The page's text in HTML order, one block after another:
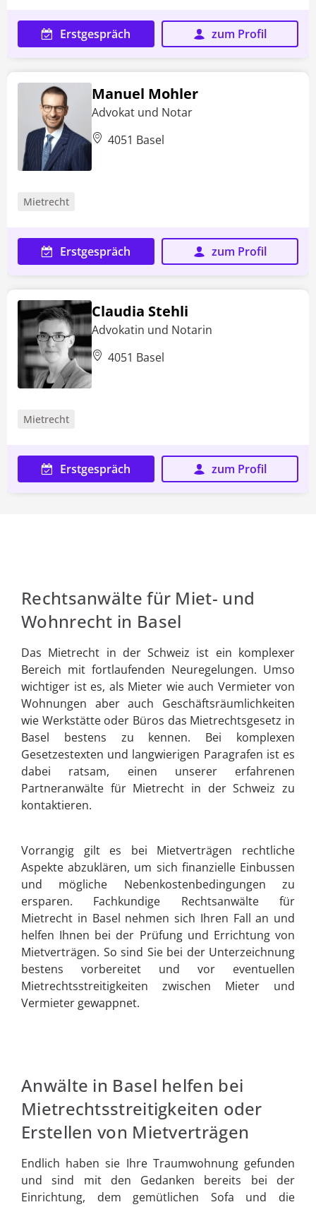
Erstgespräch zum Profil
Manuel Mohler
Advokat und Notar
4051 Basel
Mietrecht
Erstgespräch zum Profil
Claudia Stehli
Advokatin und Notarin
4051 Basel
Mietrecht
Erstgespräch zum Profil
Rechtsanwälte für Miet- und
Wohnrecht in Basel
Das Mietrecht in der Schweiz ist ein komplexer
Bereich mit fortlaufenden Neuregelungen. Umso
wichtiger ist es, als Mieter wie auch Vermieter von
Wohnungen aber auch Geschäftsräumlichkeiten
wie Werkstätte oder Büros das Mietrechtsgesetz in
Basel bestens zu kennen. Bei komplexen
Gesetzestexten und langwierigen Paragrafen ist es
dabei ratsam, einen unserer erfahrenen
Partneranwälte für Mietrecht in der Schweiz zu
kontaktieren.
Vorrangig gilt es bei Mietverträgen rechtliche
Aspekte abzuklären, um sich finanzielle Einbussen
und mögliche Nebenkostenbedingungen zu
ersparen. Fachkundige Rechtsanwälte für
Mietrecht in Basel nehmen sich Ihren Fall an und
helfen Ihnen bei der Prüfung und Errichtung von
Mietverträgen. So sind Sie bei der Unterzeichnung
bestens vorbereitet und vor eventuellen
Mietrechtsstreitigkeiten zwischen Mieter und
Vermieter gewappnet.
Anwälte in Basel helfen bei
Mietrechtsstreitigkeiten oder
Erstellen von Mietverträgen
Endlich haben sie Ihre Traumwohnung gefunden
und sind mit den Gedanken bereits bei der
Einrichtung, dem gemütlichen Sofa und die